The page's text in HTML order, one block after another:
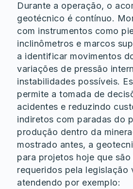
Durante a operação, o
geotécnico é contínuo.
com instrumentos como
inclinômetros e marcos
a identificar movimentos
variações de pressão
instabilidades possíveis.
permite a tomada de
acidentes e reduzindo
indiretos com paradas do
produção dentro da
mostrado antes, a
para projetos hoje que
requeridos pela legislação
atendendo por exemplo: